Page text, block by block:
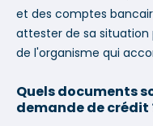
et des comptes
attester de sa situation
de l'organisme qui
Quels documents
demande de crédit